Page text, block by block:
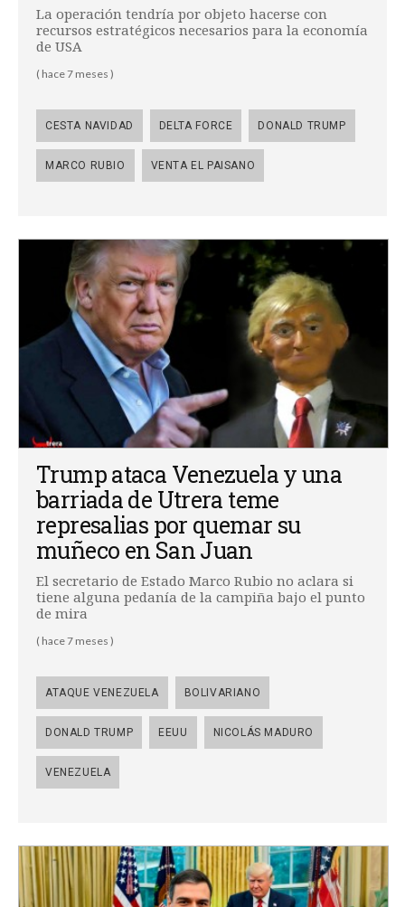
La operación tendría por objeto hacerse con
recursos estratégicos necesarios para la economía
de USA
( hace 7 meses )
CESTA NAVIDAD DELTA FORCE DONALD TRUMP
MARCO RUBIO VENTA EL PAISANO
Trump ataca Venezuela y una
barriada de Utrera teme
represalias por quemar su
muñeco en San Juan
El secretario de Estado Marco Rubio no aclara si
tiene alguna pedanía de la campiña bajo el punto
de mira
( hace 7 meses )
ATAQUE VENEZUELA BOLIVARIANO
DONALD TRUMP EEUU NICOLÁS MADURO
VENEZUELA